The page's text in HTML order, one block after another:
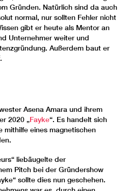
Gründen. Natürlich sind da auch
normal, nur sollten Fehler nicht
gibt er heute als Mentor an
Unternehmer weiter und
Außerdem baut er
Asena Amara und ihrem
2020 „Fayke“. Es handelt sich
mithilfe eines magnetischen
liebäugelte der
Pitch bei der Gründershow
sollte dies nun geschehen.